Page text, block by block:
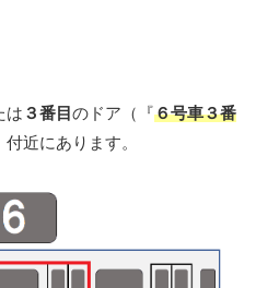
は ３番目 のドア（『６号車３番
付近にあります。